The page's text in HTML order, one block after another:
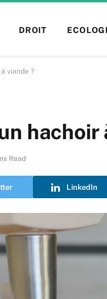
DROIT
viande ?
hachoir
Read
LinkedIn